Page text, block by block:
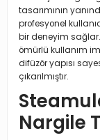
tasarımının
profesyonel
bir deneyim
ömürlü kullanım
difüzör yapısı
çıkarılmıştır.
Nargile